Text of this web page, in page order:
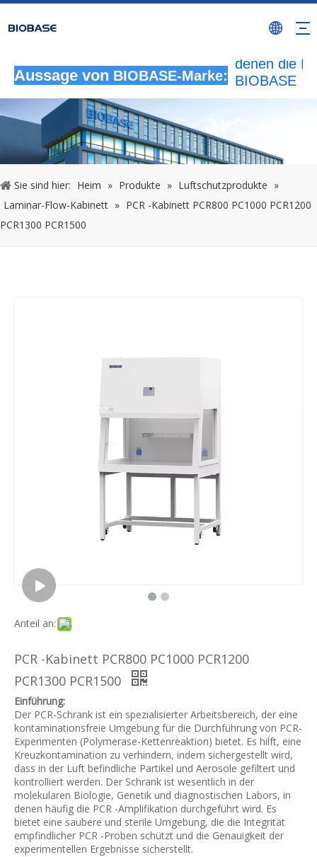
Aussage von BIOBASE-Marke:
Alle nicht
autorisierten
denen die
BIOBASE
Verletzung
wird die
20240510
Sie sind hier: Heim » Produkte » Luftschutzprodukte »
Laminar-Flow-Kabinett » PCR -Kabinett PCR800 PC1000 PCR1200
PCR1300 PCR1500
Anteil an:
PCR -Kabinett PCR800 PC1000 PCR1200
PCR1300 PCR1500
Einführung:
Der PCR-Schrank ist ein spezialisierter Arbeitsbereich, der eine
kontaminationsfreie Umgebung für die Durchführung von PCR-
Experimenten (Polymerase-Kettenreaktion) bietet. Es hilft, eine
Kreuzkontamination zu verhindern, indem sichergestellt wird,
dass in der Luft befindliche Partikel und Aerosole gefiltert und
kontrolliert werden. Der Schrank ist wesentlich in der
molekularen Biologie, Genetik und diagnostischen Labors, in
denen häufig die PCR -Amplifikation durchgeführt wird. Es
bietet eine saubere und sterile Umgebung, die die Integrität
empfindlicher PCR -Proben schützt und die Genauigkeit der
experimentellen Ergebnisse sicherstellt.